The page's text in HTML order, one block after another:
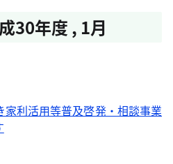
30年度, 1月
利活用等普及啓発・相談事業